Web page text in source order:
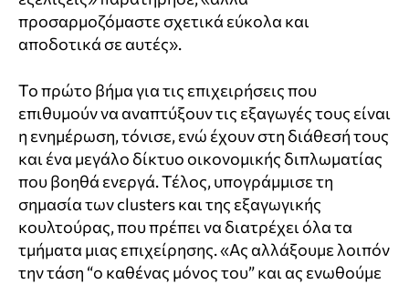
προσαρμοζόμαστε σχετικά εύκολα και
αποδοτικά σε αυτές».
Το πρώτο βήμα για τις επιχειρήσεις που
επιθυμούν να αναπτύξουν τις εξαγωγές τους είναι
η ενημέρωση, τόνισε, ενώ έχουν στη διάθεσή τους
και ένα μεγάλο δίκτυο οικονομικής διπλωματίας
που βοηθά ενεργά. Τέλος, υπογράμμισε τη
σημασία των clusters και της εξαγωγικής
κουλτούρας, που πρέπει να διατρέχει όλα τα
τμήματα μιας επιχείρησης. «Ας αλλάξουμε λοιπόν
την τάση “ο καθένας μόνος του” και ας ενωθούμε